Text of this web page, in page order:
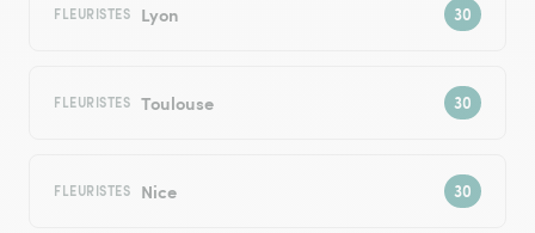
FLEURISTES Lyon
FLEURISTES Toulouse
FLEURISTES Nice